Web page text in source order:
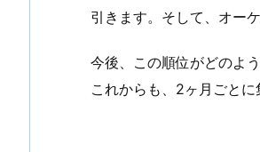
引きます。そして、オー
今後、この順位がどのよ
これからも、2ヶ月ごと